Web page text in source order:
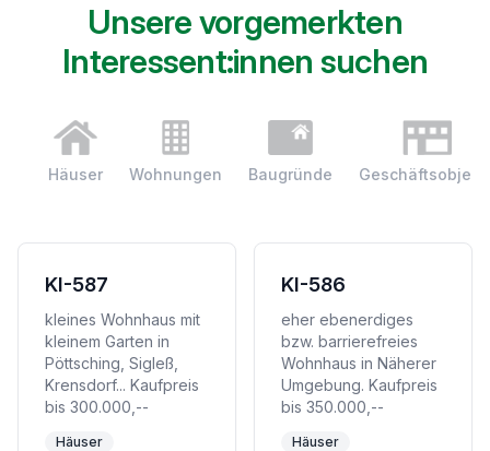
Unsere vorgemerkten
Interessent:innen suchen
Häuser Wohnungen Baugründe
KI-587
kleines Wohnhaus mit
kleinem Garten in
Pöttsching, Sigleß,
Krensdorf... Kaufpreis
bis 300.000,--
Häuser
KI-586
eher ebenerdiges
bzw. barrierefreies
Wohnhaus in Näherer
Umgebung. Kaufpreis
bis 350.000,--
Häuser